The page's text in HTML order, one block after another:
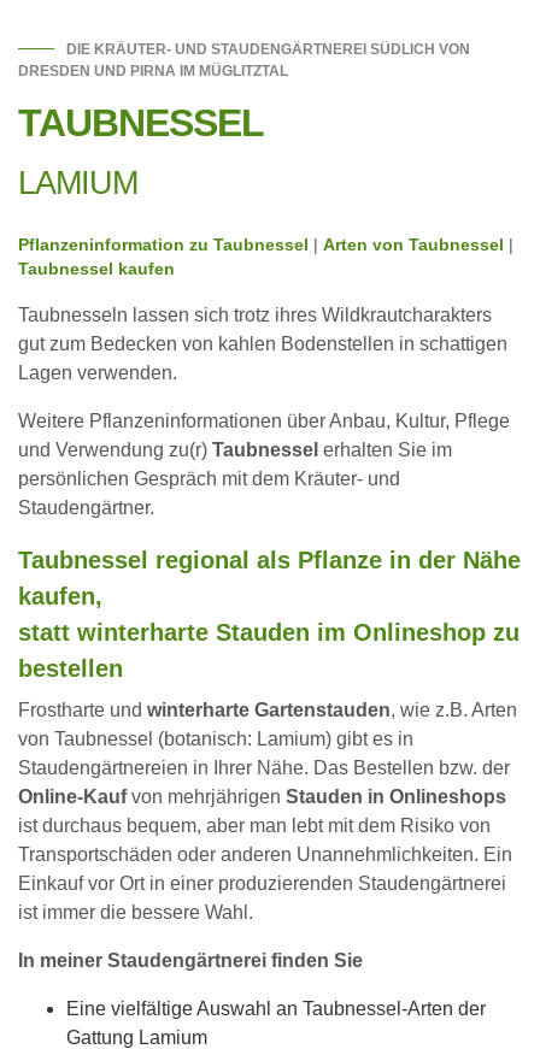
DIE KRÄUTER- UND STAUDENGÄRTNEREI SÜDLICH VON
DRESDEN UND PIRNA IM MÜGLITZTAL
TAUBNESSEL
LAMIUM
Pflanzeninformation zu Taubnessel Arten von Taubnessel
Taubnessel kaufen
Taubnesseln lassen sich trotz ihres Wildkrautcharakters
gut zum Bedecken von kahlen Bodenstellen in schattigen
Lagen verwenden.
Weitere Pflanzeninformationen über Anbau, Kultur, Pflege
und Verwendung zu(r) Taubnessel erhalten Sie im
persönlichen Gespräch mit dem Kräuter- und
Staudengärtner.
Taubnessel regional als Pflanze in der Nähe
kaufen,
statt winterharte Stauden im Onlineshop zu
bestellen
Frostharte und winterharte Gartenstauden, wie z.B. Arten
von Taubnessel (botanisch: Lamium) gibt es in
Staudengärtnereien in Ihrer Nähe. Das Bestellen bzw. der
Online-Kaufvon mehrjährigen Stauden in Onlineshops
ist durchaus bequem, aber man lebt mit dem Risiko von
Transportschäden oder anderen Unannehmlichkeiten. Ein
Einkauf vor Ort in einer produzierenden Staudengärtnerei
ist immer die bessere Wahl.
In meiner Staudengärtnerei finden Sie
Eine vielfältige Auswahl an Taubnessel-Arten der
Gattung Lamium